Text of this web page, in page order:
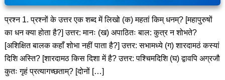
प्रश्न 1. प्रश्नों के उत्तर एक शब्द में लिखो (क) महतां किम् धनम्? [महापुरुषों
का धन क्या होता है?] उत्तर: मानः (ख) अपाठितः बाल: कुत्र न शोभते?
[अशिक्षित बालक कहाँ शोभा नहीं पाता है?] उत्तर: सभामध्ये (ग) शारदामठं कस्यां
दिशि अस्ति? [शारदामठ किस दिशा में है? उत्तर: पश्चिमदिशि (घ) द्वावपि अग्रजौ
कुतः गृहं प्रत्यागच्छताम्? [दोनों […]